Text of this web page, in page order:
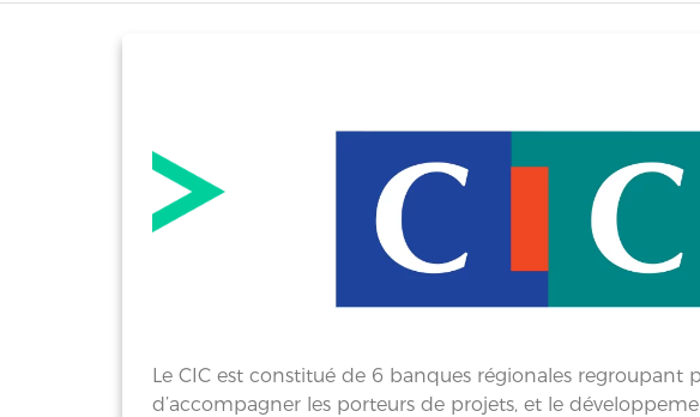
Le CIC est constitué de 6 banques régionales
d’accompagner les porteurs de projets, et le